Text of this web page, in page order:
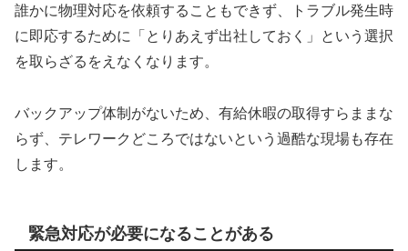
誰かに物理対応を依頼することもできず、トラブル発生時
に即応するために「とりあえず出社しておく」という選択
を取らざるをえなくなります。
バックアップ体制がないため、有給休暇の取得すらままな
らず、テレワークどころではないという過酷な現場も存在
します。
緊急対応が必要になることがある